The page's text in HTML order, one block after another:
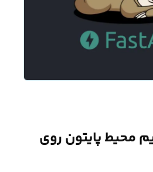
محیط پایتون روی